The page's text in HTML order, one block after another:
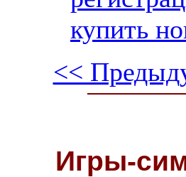
купить
<<
Игры-